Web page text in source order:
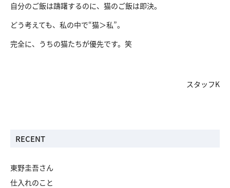
自分のご飯は躊躇するのに、猫のご飯は即決。
どう考えても、私の中で“猫＞私”。
完全に、うちの猫たちが優先です。笑
スタッフK
RECENT
東野圭吾さん
仕入れのこと